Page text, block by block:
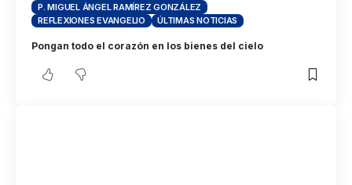
P. MIGUEL ÁNGEL RAMÍREZ GONZÁLEZ
REFLEXIONES EVANGELIO
ÚLTIMAS NOTICIAS
Pongan todo el corazón en los bienes del cielo